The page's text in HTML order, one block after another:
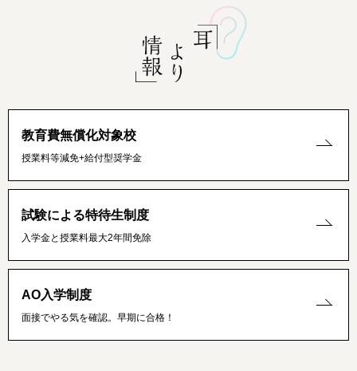
教育費無償化対象校
授業料等減免+給付型奨学金
試験による特待生制度
入学金と授業料最大2年間免除
AO入学制度
面接でやる気を確認。早期に合格！